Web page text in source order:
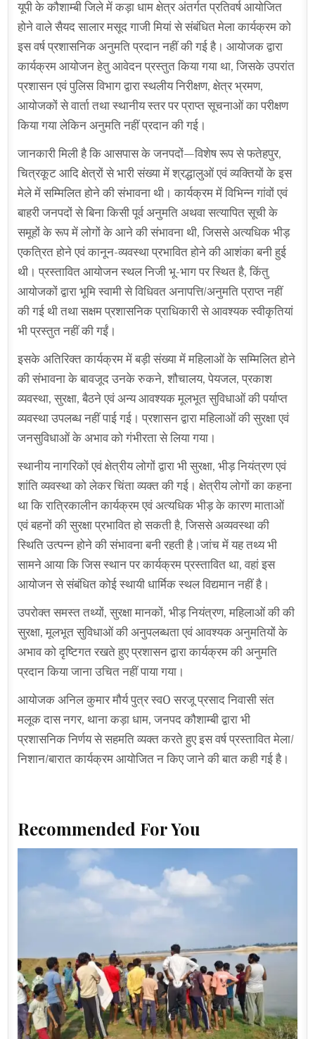
यूपी के कौशाम्बी जिले में कड़ा धाम क्षेत्र अंतर्गत प्रतिवर्ष आयोजित
होने वाले सैयद सालार मसूद गाजी मियां से संबंधित मेला कार्यक्रम को
इस वर्ष प्रशासनिक अनुमति प्रदान नहीं की गई है। आयोजक द्वारा
कार्यक्रम आयोजन हेतु आवेदन प्रस्तुत किया गया था, जिसके उपरांत
प्रशासन एवं पुलिस विभाग द्वारा स्थलीय निरीक्षण, क्षेत्र भ्रमण,
आयोजकों से वार्ता तथा स्थानीय स्तर पर प्राप्त सूचनाओं का परीक्षण
किया गया लेकिन अनुमति नहीं प्रदान की गई।
जानकारी मिली है कि आसपास के जनपदों—विशेष रूप से फतेहपुर,
चित्रकूट आदि क्षेत्रों से भारी संख्या में श्रद्धालुओं एवं व्यक्तियों के इस
मेले में सम्मिलित होने की संभावना थी। कार्यक्रम में विभिन्न गांवों एवं
बाहरी जनपदों से बिना किसी पूर्व अनुमति अथवा सत्यापित सूची के
समूहों के रूप में लोगों के आने की संभावना थी, जिससे अत्यधिक भीड़
एकत्रित होने एवं कानून-व्यवस्था प्रभावित होने की आशंका बनी हुई
थी। प्रस्तावित आयोजन स्थल निजी भू-भाग पर स्थित है, किंतु
आयोजकों द्वारा भूमि स्वामी से विधिवत अनापत्ति/अनुमति प्राप्त नहीं
की गई थी तथा सक्षम प्रशासनिक प्राधिकारी से आवश्यक स्वीकृतियां
भी प्रस्तुत नहीं की गईं।
इसके अतिरिक्त कार्यक्रम में बड़ी संख्या में महिलाओं के सम्मिलित होने
की संभावना के बावजूद उनके रुकने, शौचालय, पेयजल, प्रकाश
व्यवस्था, सुरक्षा, बैठने एवं अन्य आवश्यक मूलभूत सुविधाओं की पर्याप्त
व्यवस्था उपलब्ध नहीं पाई गई। प्रशासन द्वारा महिलाओं की सुरक्षा एवं
जनसुविधाओं के अभाव को गंभीरता से लिया गया।
स्थानीय नागरिकों एवं क्षेत्रीय लोगों द्वारा भी सुरक्षा, भीड़ नियंत्रण एवं
शांति व्यवस्था को लेकर चिंता व्यक्त की गई। क्षेत्रीय लोगों का कहना
था कि रात्रिकालीन कार्यक्रम एवं अत्यधिक भीड़ के कारण माताओं
एवं बहनों की सुरक्षा प्रभावित हो सकती है, जिससे अव्यवस्था की
स्थिति उत्पन्न होने की संभावना बनी रहती है।जांच में यह तथ्य भी
सामने आया कि जिस स्थान पर कार्यक्रम प्रस्तावित था, वहां इस
आयोजन से संबंधित कोई स्थायी धार्मिक स्थल विद्यमान नहीं है।
उपरोक्त समस्त तथ्यों, सुरक्षा मानकों, भीड़ नियंत्रण, महिलाओं की की
सुरक्षा, मूलभूत सुविधाओं की अनुपलब्धता एवं आवश्यक अनुमतियों के
अभाव को दृष्टिगत रखते हुए प्रशासन द्वारा कार्यक्रम की अनुमति
प्रदान किया जाना उचित नहीं पाया गया।
आयोजक अनिल कुमार मौर्य पुत्र स्व0 सरजू प्रसाद निवासी संत
मलूक दास नगर, थाना कड़ा धाम, जनपद कौशाम्बी द्वारा भी
प्रशासनिक निर्णय से सहमति व्यक्त करते हुए इस वर्ष प्रस्तावित मेला/
निशान/बारात कार्यक्रम आयोजित न किए जाने की बात कही गई है।
Recommended For You